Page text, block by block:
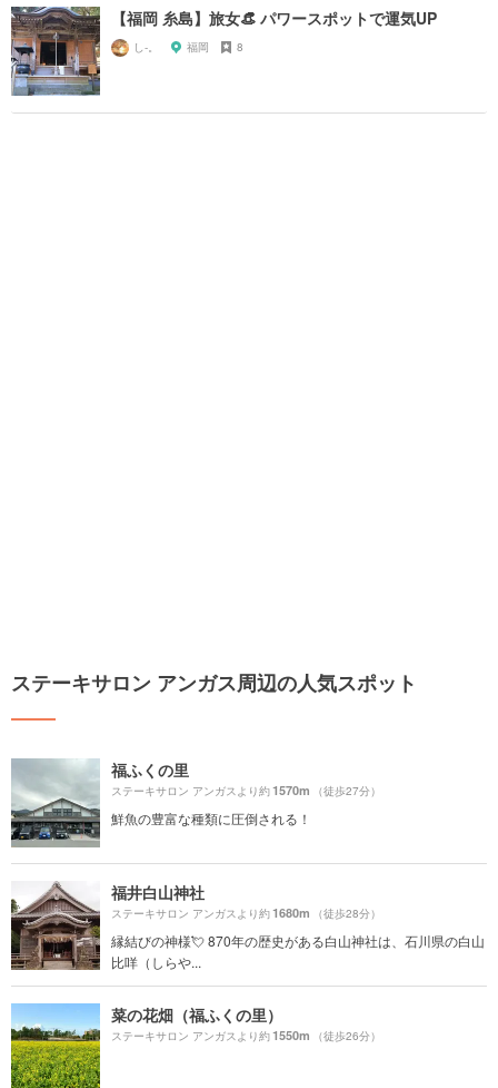
【福岡 糸島】旅女👒 パワースポットで運気UP
し-。 福岡 8
ステーキサロン アンガス周辺の人気スポット
福ふくの里
ステーキサロン アンガスより約1570m （徒歩27分）
鮮魚の豊富な種類に圧倒される！
福井白山神社
ステーキサロン アンガスより約1680m （徒歩28分）
縁結びの神様💘 870年の歴史がある白山神社は、石川県の白山
比咩（しらや...
菜の花畑（福ふくの里）
ステーキサロン アンガスより約1550m （徒歩26分）